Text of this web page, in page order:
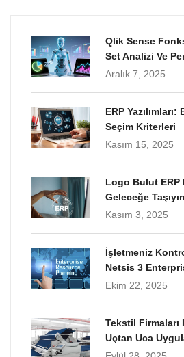
Qlik Sense
Set Analizi Ve
Aralık 7, 2025
ERP
Seçim Kriterleri
Kasım 15, 2025
Logo Bulut ERP
Geleceğe Taşıyın
Kasım 3, 2025
İşletmeniz
Netsis 3
Ekim 22, 2025
Tekstil Firmaları
Uçtan Uca